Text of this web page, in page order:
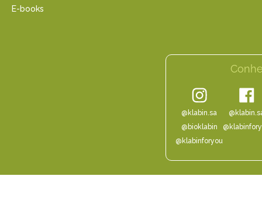
E-books
@klabin.sa
@bioklabin
@klabinforyou